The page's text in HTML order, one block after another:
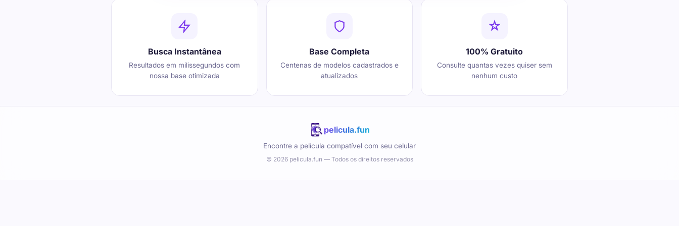
Busca Instantânea
Resultados em milissegundos com
nossa base otimizada
Base Completa
Centenas de modelos cadastrados e
atualizados
100% Gratuito
Consulte quantas vezes quiser sem
nenhum custo
pelicula.fun
Encontre a película compatível com seu celular
© 2026 pelicula.fun — Todos os direitos reservados